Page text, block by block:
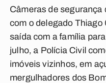
Câmeras de segurança
com o delegado
saída com a família
julho, a Polícia Civil
imóveis vizinhos, em
mergulhadores dos